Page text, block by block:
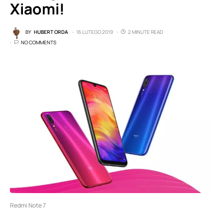
Xiaomi!
BY HUBERT ORDA 16 LUTEGO 2019
2 MINUTE READ
NO COMMENTS
Redmi Note 7